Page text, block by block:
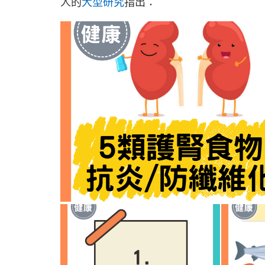
人的大型研究指出：